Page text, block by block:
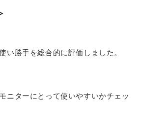
い勝手を総合的に評価しました。
ニターにとって使いやすいかチェッ